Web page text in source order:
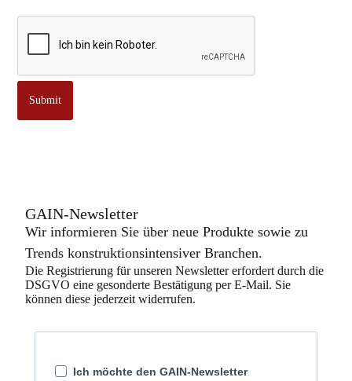
Submit
GAIN-Newsletter
Wir informieren Sie über neue Produkte sowie zu
Trends konstruktionsintensiver Branchen.
Die Registrierung für unseren Newsletter erfordert durch die
DSGVO eine gesonderte Bestätigung per E-Mail. Sie
können diese jederzeit widerrufen.
Ich möchte den GAIN-Newsletter